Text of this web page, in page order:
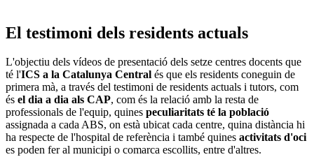
El testimoni dels residents actuals
L'objectiu dels vídeos de presentació dels setze centres docents que
té l'ICS a la Catalunya Central és que els residents coneguin de
primera mà, a través del testimoni de residents actuals i tutors, com
és el dia a dia als CAP, com és la relació amb la resta de
professionals de l'equip, quines peculiaritats té la població
assignada a cada ABS, on està ubicat cada centre, quina distància hi
ha respecte de l'hospital de referència i també quines activitats d'oci
es poden fer al municipi o comarca escollits, entre d'altres.